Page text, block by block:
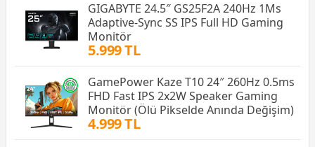
GIGABYTE 24.5″ GS25F2A 240Hz 1Ms
Adaptive-Sync SS IPS Full HD Gaming
Monitör
5.999 TL
GamePower Kaze T10 24″ 260Hz 0.5ms
FHD Fast IPS 2x2W Speaker Gaming
Monitör (Ölü Pikselde Anında Değişim)
4.999 TL